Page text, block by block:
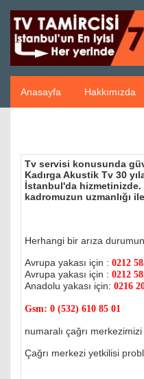
Anasayfa Hakkımızda
Tv servisi konusunda
Kadırga Akustik Tv 30
İstanbul'da hizmetinizde.
kadromuzun uzmanlığı
Herhangi bir arıza
Avrupa yakası için : 0212
Avrupa yakası için : 0212
Anadolu yakası için: 0216
Gsm: 0 (532) 610 85 01
numaralı çağrı
Çağrı merkezi yetkilisi